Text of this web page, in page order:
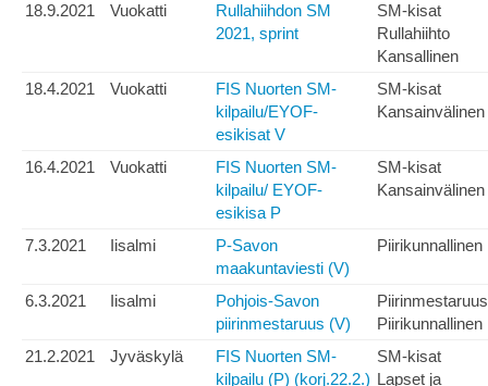
18.9.2021
Vuokatti
Rullahiihdon SM
2021, sprint
SM-kisat
Rullahiihto
Kansallinen
18.4.2021
Vuokatti
FIS Nuorten SM-
kilpailu/EYOF-
esikisat V
SM-kisat
Kansainvälinen
16.4.2021 Vuokatti
FIS Nuorten SM-
kilpailu/ EYOF-
esikisa P
SM-kisat
Kansainvälinen
7.3.2021 Iisalmi
P-Savon
maakuntaviesti (V)
Piirikunnallinen
6.3.2021 Iisalmi
Pohjois-Savon
piirinmestaruus (V)
Piirinmestaruus
Piirikunnallinen
21.2.2021
Jyväskylä
FIS Nuorten SM-
kilpailu (P) (korj.22.2.)
SM-kisat
Lapset ja